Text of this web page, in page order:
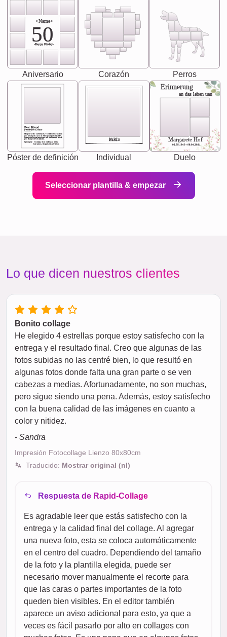
<Name>
50
-Happy Birday-
Aniversario Corazón Perros
Best Friend
[<NAME>] Noun, feminie
Synonyms: Soulmate, closet confidante, sister at
heart person, life partner in adventure.
The person who understands you without explanation
you accepts just as you are. She's your partner in life's,
chaos your biggest supporter, and the one with whom
you share your best memories.
Póster de definición
PARIS
Individual
Erinnerung
an das leben uan
Margarete Hof
02.05.1940 - 08.04.2021
Duelo
Seleccionar plantilla & empezar
Lo que dicen nuestros clientes
Bonito collage
He elegido 4 estrellas porque estoy satisfecho con la
entrega y el resultado final. Creo que algunas de las
fotos subidas no las centré bien, lo que resultó en
algunas fotos donde falta una gran parte o se ven
cabezas a medias. Afortunadamente, no son muchas,
pero sigue siendo una pena. Además, estoy satisfecho
con la buena calidad de las imágenes en cuanto a
color y nitidez.
- Sandra
Impresión Fotocollage Lienzo 80x80cm
Traducido: Mostrar original (nl)
Respuesta de Rapid-Collage
Es agradable leer que estás satisfecho con la
entrega y la calidad final del collage. Al agregar
una nueva foto, esta se coloca automáticamente
en el centro del cuadro. Dependiendo del tamaño
de la foto y la plantilla elegida, puede ser
necesario mover manualmente el recorte para
que las caras o partes importantes de la foto
queden bien visibles. En el editor también
aparece un aviso adicional para esto, ya que a
veces es fácil pasarlo por alto en collages con